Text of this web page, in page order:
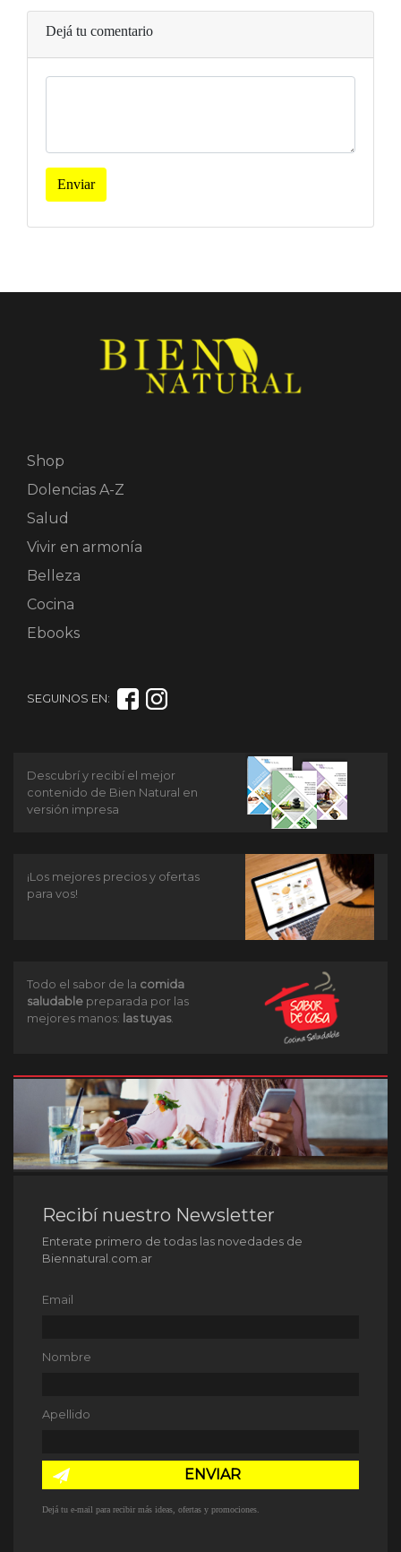
Dejá tu comentario
Enviar
Shop
Dolencias A-Z
Salud
Vivir en armonía
Belleza
Cocina
Ebooks
SEGUINOS EN:
Descubrí y recibí el mejor
contenido de Bien Natural en
versión impresa
¡Los mejores precios y ofertas
para vos!
Todo el sabor de la comida
saludable preparada por las
mejores manos: las tuyas.
Recibí nuestro Newsletter
Enterate primero de todas las novedades de
Biennatural.com.ar
Email
Nombre
Apellido
ENVIAR
Dejá tu e-mail para recibir más ideas, ofertas y promociones.